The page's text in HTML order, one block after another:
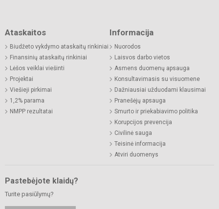
Ataskaitos
Biudžeto vykdymo ataskaitų rinkiniai
Finansinių ataskaitų rinkiniai
Lėšos veiklai viešinti
Projektai
Viešieji pirkimai
1,2% parama
NMPP rezultatai
Informacija
Nuorodos
Laisvos darbo vietos
Asmens duomenų apsauga
Konsultavimasis su visuomene
Dažniausiai užduodami klausimai
Pranešėjų apsauga
Smurto ir priekabiavimo politika
Korupcijos prevencija
Civilinė sauga
Teisinė informacija
Atviri duomenys
Pastebėjote klaidų?
Turite pasiūlymų?